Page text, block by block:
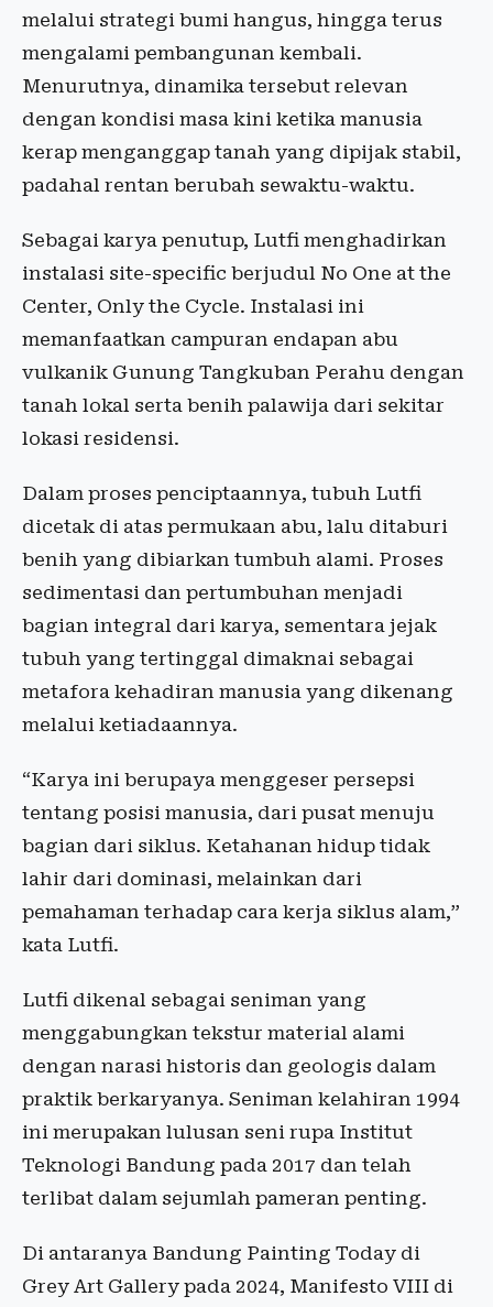
melalui strategi bumi hangus, hingga terus
mengalami pembangunan kembali.
Menurutnya, dinamika tersebut relevan
dengan kondisi masa kini ketika manusia
kerap menganggap tanah yang dipijak stabil,
padahal rentan berubah sewaktu-waktu.
Sebagai karya penutup, Lutfi menghadirkan
instalasi site-specific berjudul No One at the
Center, Only the Cycle. Instalasi ini
memanfaatkan campuran endapan abu
vulkanik Gunung Tangkuban Perahu dengan
tanah lokal serta benih palawija dari sekitar
lokasi residensi.
Dalam proses penciptaannya, tubuh Lutfi
dicetak di atas permukaan abu, lalu ditaburi
benih yang dibiarkan tumbuh alami. Proses
sedimentasi dan pertumbuhan menjadi
bagian integral dari karya, sementara jejak
tubuh yang tertinggal dimaknai sebagai
metafora kehadiran manusia yang dikenang
melalui ketiadaannya.
“Karya ini berupaya menggeser persepsi
tentang posisi manusia, dari pusat menuju
bagian dari siklus. Ketahanan hidup tidak
lahir dari dominasi, melainkan dari
pemahaman terhadap cara kerja siklus alam,”
kata Lutfi.
Lutfi dikenal sebagai seniman yang
menggabungkan tekstur material alami
dengan narasi historis dan geologis dalam
praktik berkaryanya. Seniman kelahiran 1994
ini merupakan lulusan seni rupa Institut
Teknologi Bandung pada 2017 dan telah
terlibat dalam sejumlah pameran penting.
Di antaranya Bandung Painting Today di
Grey Art Gallery pada 2024, Manifesto VIII di